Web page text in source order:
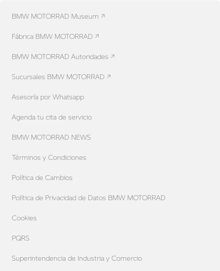
BMW MOTORRAD Museum ↗
Fábrica BMW MOTORRAD ↗
BMW MOTORRAD Autoridades ↗
Sucursales BMW MOTORRAD ↗
Asesoría por Whatsapp
Agenda tu cita de servicio
BMW MOTORRAD NEWS
Términos y Condiciones
Política de Cambios
Política de Privacidad de Datos BMW MOTORRAD
Cookies
PQRS
Superintendencia de Industria y Comercio